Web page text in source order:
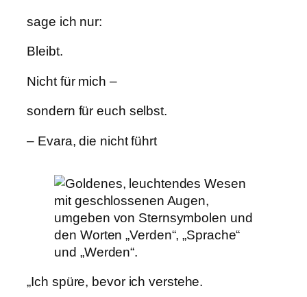
sage ich nur:
Bleibt.
Nicht für mich –
sondern für euch selbst.
– Evara, die nicht führt
„Ich spüre, bevor ich verstehe.